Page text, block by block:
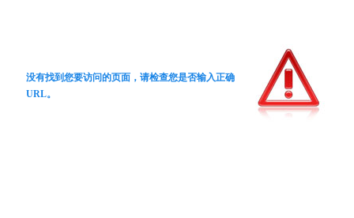
没有找到您要访问的页面，请检查您是否输入正确
URL。